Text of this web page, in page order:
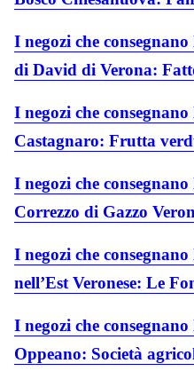
I negozi che
di David di Verona:
I negozi che
Castagnaro: Frutta
I negozi che
Correzzo di Gazzo
I negozi che
nell’Est Veronese: Le
I negozi che
Oppeano: Società